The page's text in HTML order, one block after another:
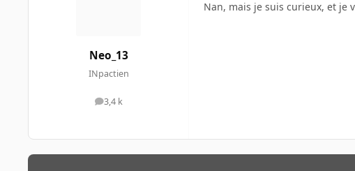
Neo_13
INpactien
3,4 k
messages
Nan, mais je suis curieux, et je